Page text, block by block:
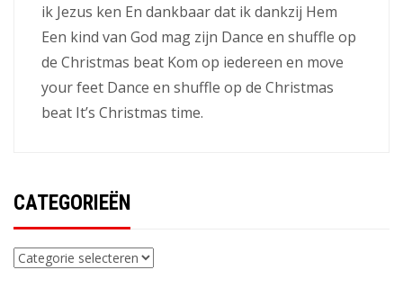
ik Jezus ken En dankbaar dat ik dankzij Hem
Een kind van God mag zijn Dance en shuffle op
de Christmas beat Kom op iedereen en move
your feet Dance en shuffle op de Christmas
beat It’s Christmas time.
CATEGORIEËN
Categorieën